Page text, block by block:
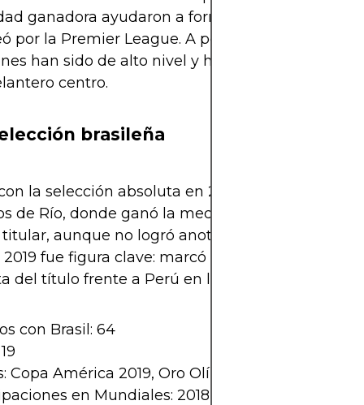
ganadora ayudaron a formar un grupo
por la Premier League. A pesar de algunas
han sido de alto nivel y ha recuperado
centro.
brasileña
la selección absoluta en 2016 y participó en
de Río, donde ganó la medalla de oro. En el
titular, aunque no logró anotar. Sin embargo, en
fue figura clave: marcó goles, asistió y fue
del título frente a Perú en la final.
con Brasil: 64
Copa América 2019, Oro Olímpico 2016
en Mundiales: 2018, 2022